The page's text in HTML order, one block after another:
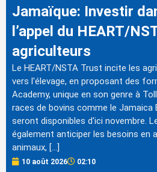
Jamaïque: Investir
l’appel du HEART/
agriculteurs
Le HEART/NSTA Trust incite les
vers l'élevage, en proposant des
Academy, unique en son genre à
races de bovins comme le Jamaica
seront disponibles d'ici novembre.
également anticiper les besoins en
animaux, […]
10 août 2026 02:10